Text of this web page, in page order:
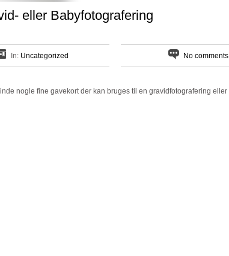
eller Babyfotografering
In: Uncategorized No comments
nogle fine gavekort der kan bruges til en gravidfotografering eller